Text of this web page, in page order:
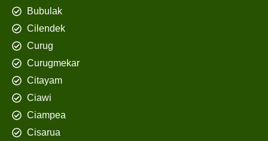
Bubulak
Cilendek
Curug
Curugmekar
Citayam
Ciawi
Ciampea
Cisarua